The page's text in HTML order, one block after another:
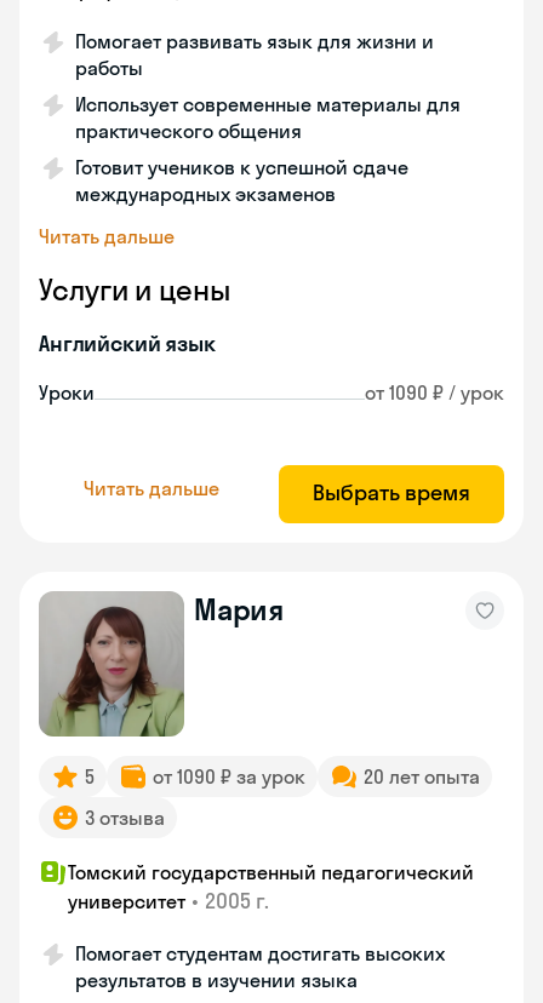
Помогает развивать язык для жизни и
работы
Использует современные материалы для
практического общения
Готовит учеников к успешной сдаче
международных экзаменов
Читать дальше
Услуги и цены
Английский язык
Уроки от 1090 ₽ / урок
Читать дальше Выбрать время
Мария
5 от 1090 ₽ за урок
20 лет опыта
3 отзыва
Томский государственный педагогический
университет • 2005 г.
Помогает студентам достигать высоких
результатов в изучении языка